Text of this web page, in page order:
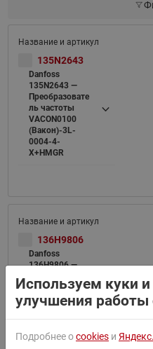
135N2643
Danfoss
135N2643 —
Преобразовате
ль частоты
VACON0100
(Вакон)-3L-
0004-4-
X+HMGR
136H9806
Danfoss
136H9806 —
ль частоты
VACON0100
(Вакон)-3L-
0012-4-
X+FL06+HMGR
Используем куки
улучшения работы
Подробнее оcookies и